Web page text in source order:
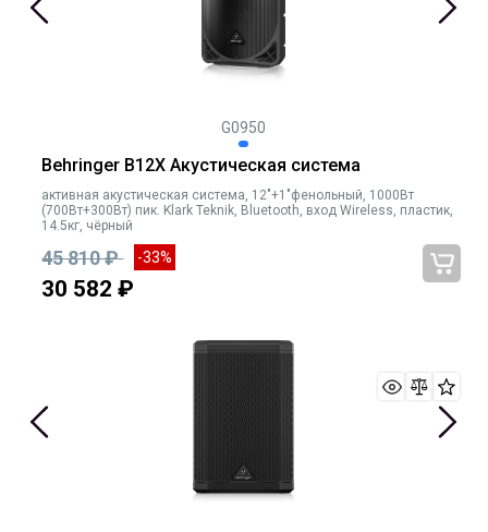
G0950
Behringer B12X Акустическая система
активная акустическая система, 12"+1"фенольный, 1000Вт
(700Вт+300Вт) пик. Klark Teknik, Bluetooth, вход Wireless, пластик,
14.5кг, чёрный
45 810 ₽ -33%
30 582 ₽